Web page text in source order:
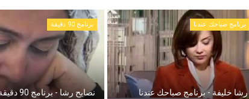
برنامج صباحك عندنا
رشا خليفة - برنامج صباحك عندنا
برنامج 90 دقيقة
نصايح رشا - برنامج 90 دقيقة